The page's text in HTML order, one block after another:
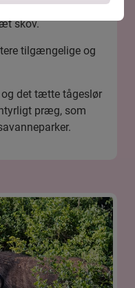
men mere
skov.
tilgængelige og
og det tætte tågeslør
præg, som